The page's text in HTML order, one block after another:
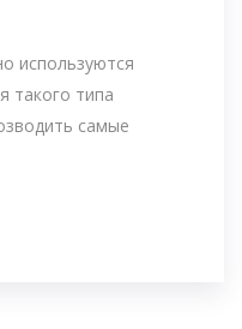
используются
такого типа
самые